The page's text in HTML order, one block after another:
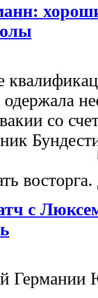
одержала
со
восторга.
с
Германии